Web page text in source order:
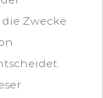
Zwecke